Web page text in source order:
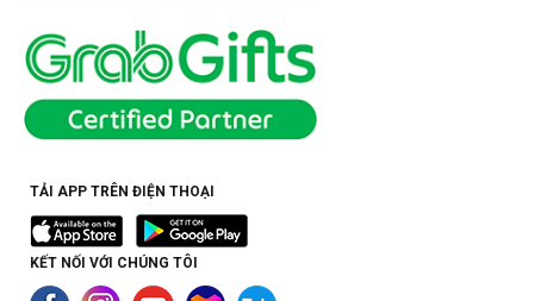
TẢI APP TRÊN ĐIỆN THOẠI
KẾT NỐI VỚI CHÚNG TÔI